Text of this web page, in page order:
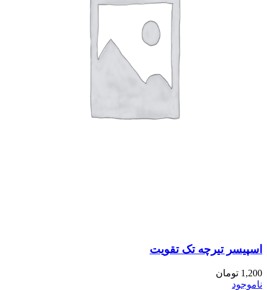
اسپیسر تیرچه تک تقویت
1,200 تومان
ناموجود